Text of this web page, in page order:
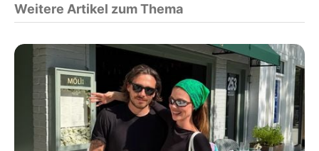
Weitere Artikel zum Thema